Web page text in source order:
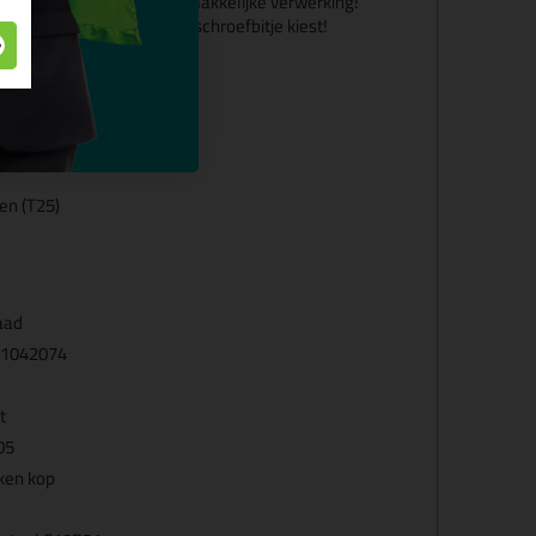
schroevendraaier en schroefbitje kiest!
(T25)
kop